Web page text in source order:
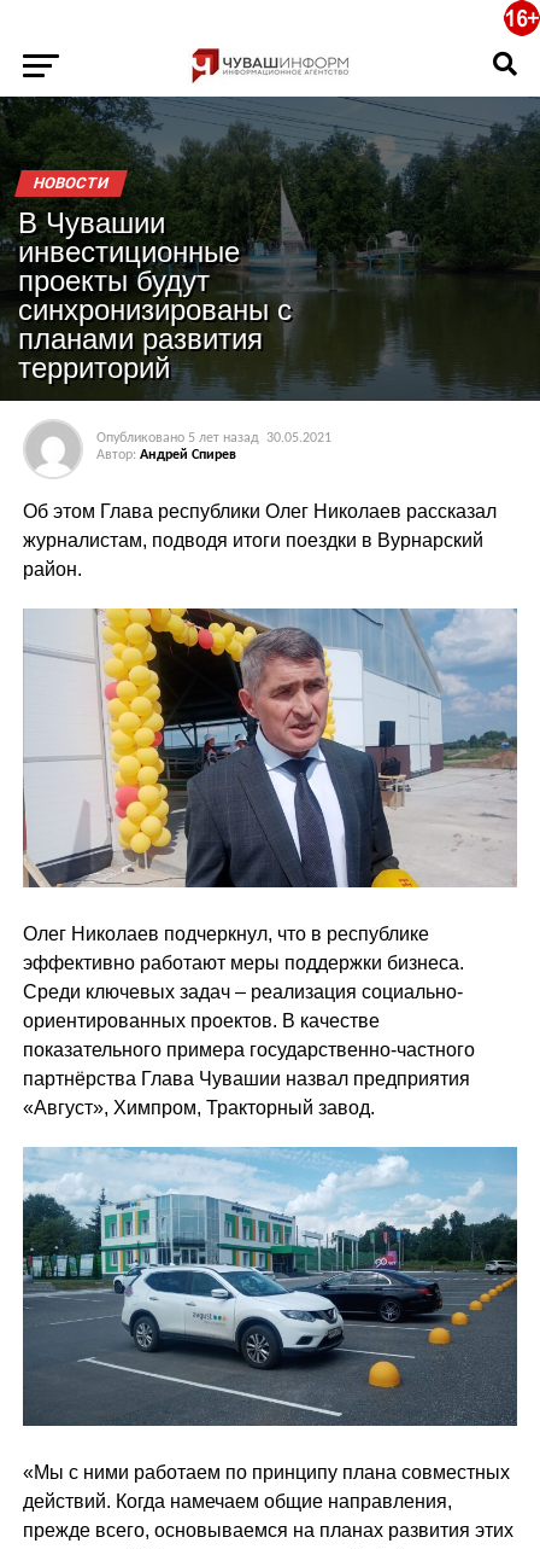
НОВОСТИ
В Чувашии
инвестиционные
проекты будут
синхронизированы с
планами развития
территорий
Опубликовано 5 лет назад
30.05.2021
Автор: Андрей Спирев
Об этом Глава республики Олег Николаев рассказал
журналистам, подводя итоги поездки в Вурнарский
район.
Олег Николаев подчеркнул, что в республике
эффективно работают меры поддержки бизнеса.
Среди ключевых задач – реализация социально-
ориентированных проектов. В качестве
показательного примера государственно-частного
партнёрства Глава Чувашии назвал предприятия
«Август», Химпром, Тракторный завод.
«Мы с ними работаем по принципу плана совместных
действий. Когда намечаем общие направления,
прежде всего, основываемся на планах развития этих